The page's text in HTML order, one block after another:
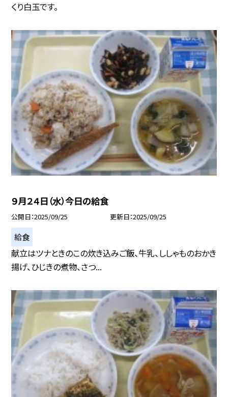
くり白玉です。
９月２４日（水）今日の給食
公開日 2025/09/25 更新日 2025/09/25
給食
献立はツナときのこの炊き込みご飯、牛乳、ししゃものおかき
揚げ、ひじきの煮物、さつ...